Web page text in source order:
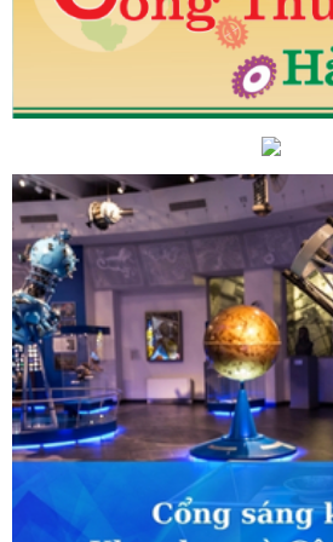
trung tháo gỡ vướng mắc, đẩy mạnh thực
ty Tân cảng Sài Gòn về duy trì tuyến
PHÓ SỰ CỐ HÓA CHẤT NĂM 2025 TẠI
Bộ Công Thương ban hành
soát hóa chất cần kiểm soát đặc biệt
công nghiệp
Hỗ trợ cơ sở công
mừng doanh nghiệp nhân Ngày
Marc E. Knapper, Đại sứ đặc mệnh
Hà Tĩnh sẵn sàng cho Giờ Trái đất 2024
năm 2024
Các hoạt động của Thứ
thăm cấp nhà nước Cộng hòa
thảo luận về phát triển trí tuệ nhân tạo
2025
Hội nghị kiểm điểm tập thể,
Tĩnh hoàn thành sơ kết giữa nhiệm kỳ
hiệu Quốc gia Việt Nam - Nâng tầm giá
năm 2024
Công đoàn ngành
ngành
Hội nghị tổng kết công
Bộ Công Thương
Bộ Công
cung ứng điện và xăng dầu cho phát
lợi các quyết sách chiến lược của Đảng
khẩu qua thương mại điện tử xuyên biên
năm Ngày sinh Đại thi hào Nguyễn Du
workshop Trang điểm “Đánh thức vẻ
81 năm xây dựng, chiến đấu và trưởng